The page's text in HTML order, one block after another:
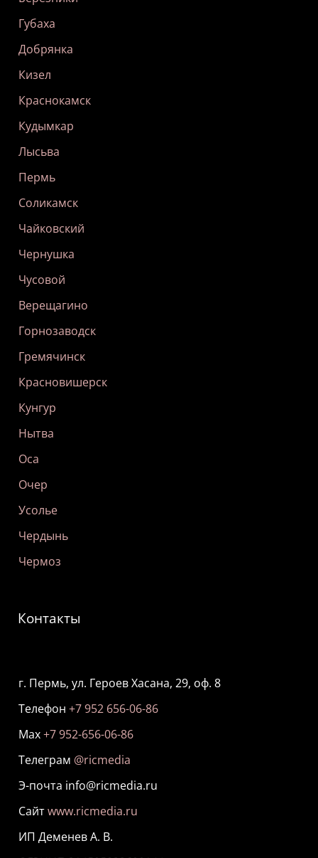
Губаха
Добрянка
Кизел
Краснокамск
Кудымкар
Лысьва
Пермь
Соликамск
Чайковский
Чернушка
Чусовой
Верещагино
Горнозаводск
Гремячинск
Красновишерск
Кунгур
Нытва
Оса
Очер
Усолье
Чердынь
Чермоз
Контакты
г. Пермь, ул. Героев Хасана, 29, оф. 8
Телефон +7 952 656-06-86
Мах+7 952-656-06-86
Телеграм @ricmedia
Э-почта info@ricmedia.ru
Сайтwww.ricmedia.ru
ИП Деменев А. В.